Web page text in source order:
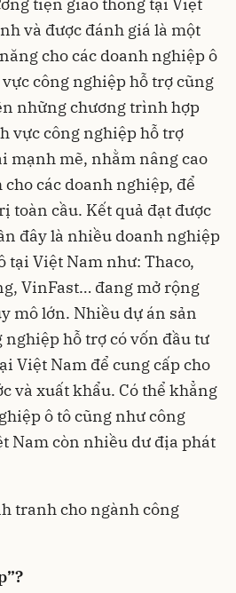
tiện giao thông tại Việt
và được đánh giá là một
cho các doanh nghiệp ô
công nghiệp hỗ trợ cũng
những chương trình hợp
vực công nghiệp hỗ trợ
mạnh mẽ, nhằm nâng cao
các doanh nghiệp, để
toàn cầu. Kết quả đạt được
đây là nhiều doanh nghiệp
tại Việt Nam như: Thaco,
VinFast… đang mở rộng
mô lớn. Nhiều dự án sản
hỗ trợ có vốn đầu tư
Việt Nam để cung cấp cho
và xuất khẩu. Có thể khẳng
ô tô cũng như công
Nam còn nhiều dư địa phát
tranh cho ngành công